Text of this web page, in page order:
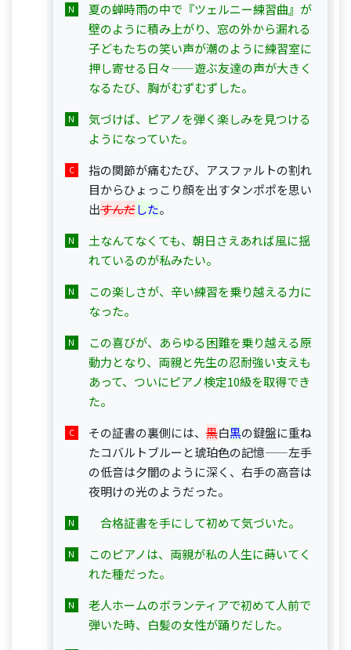
夏の蝉時雨の中で『ツェルニー練習曲』が
壁のように積み上がり、窓の外から漏れる
子どもたちの笑い声が潮のように練習室に
押し寄せる日々——遊ぶ友達の声が大きく
なるたび、胸がむずむずした。
気づけば、ピアノを弾く楽しみを見つける
ようになっていた。
指の関節が痛むたび、アスファルトの割れ
目からひょっこり顔を出すタンポポを思い
出すんだした。
土なんてなくても、朝日さえあれば風に揺
れているのが私みたい。
この楽しさが、辛い練習を乗り越える力に
なった。
この喜びが、あらゆる困難を乗り越える原
動力となり、両親と先生の忍耐強い支えも
あって、ついにピアノ検定10級を取得でき
た。
その証書の裏側には、黒白黒の鍵盤に重ね
たコバルトブルーと琥珀色の記憶——左手
の低音は夕闇のように深く、右手の高音は
夜明けの光のようだった。
合格証書を手にして初めて気づいた。
このピアノは、両親が私の人生に蒔いてく
れた種だった。
老人ホームのボランティアで初めて人前で
弾いた時、白髪の女性が踊りだした。